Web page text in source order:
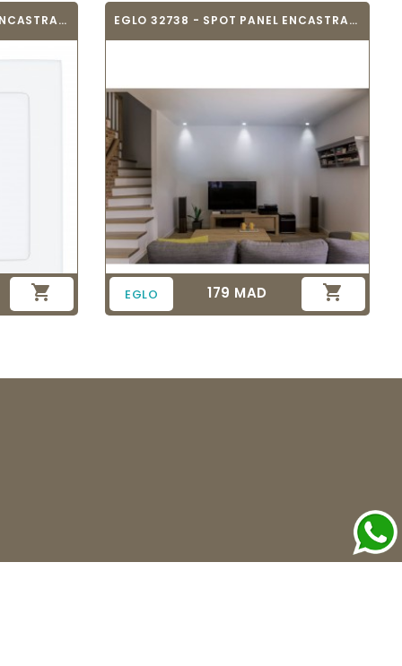
EGLO 94062 - SPOT PANEL ENCASTRABLE -...

EGLO 32738 - SPOT PANEL ENCASTRABLE...
EGLO Prix
179 MAD 